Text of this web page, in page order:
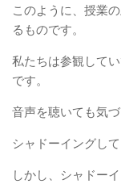
このように、授業
るものです。
私たちは参観して
です。
音声を聴いても気づ
シャドーイングし
しかし、シャドー